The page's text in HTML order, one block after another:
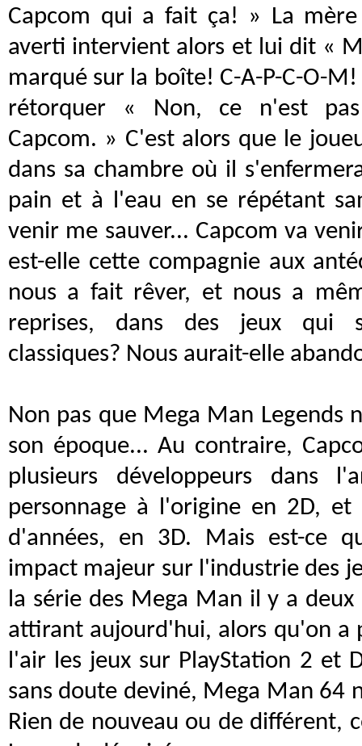
Capcom qui a fait ça! » La
averti intervient alors et lui dit «
marqué sur la boîte! C-A-P-C-O-
rétorquer « Non, ce n'est
Capcom. » C'est alors que le
dans sa chambre où il
pain et à l'eau en se répétant
venir me sauver... Capcom va
est-elle cette compagnie aux
nous a fait rêver, et nous a
reprises, dans des jeux qui
classiques? Nous aurait-elle
Non pas que Mega Man Legends
son époque... Au contraire,
plusieurs développeurs dans
personnage à l'origine en 2D, et
d'années, en 3D. Mais est-ce
impact majeur sur l'industrie des
la série des Mega Man il y a
attirant aujourd'hui, alors qu'on a
l'air les jeux sur PlayStation 2 et
sans doute deviné, Mega Man 64
Rien de nouveau ou de différent,